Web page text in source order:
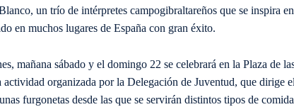
un trío de intérpretes campogibraltareños que se inspira
en muchos lugares de España con gran éxito.
mañana sábado y el domingo 22 se celebrará en la Plaza de
actividad organizada por la Delegación de Juventud, que dirige
furgonetas desde las que se servirán distintos tipos de